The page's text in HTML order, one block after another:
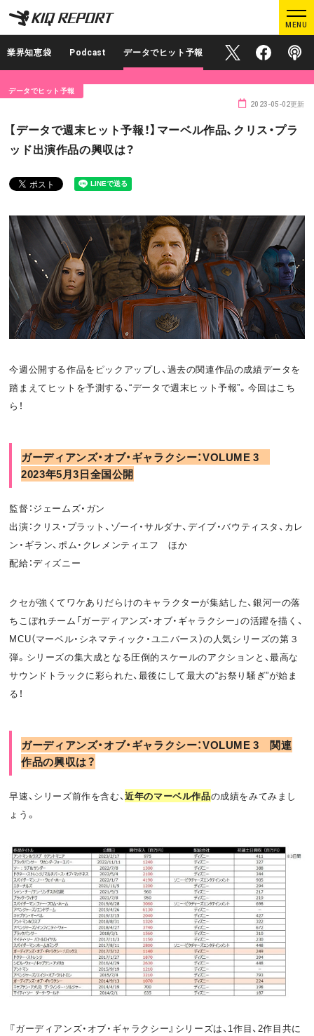
K
I
Q
R
P
R
T
MENU
K
I
Q
R
P
R
T
ログイン 新規登録
調査レポート
プロが見たこの映画 業界知恵袋
Podcast データでヒット予報
KIQ REPORTとは? 運営会社
プライバシーポリシー 関連リンク
OFFICIAL
T
w
i
t
t
r
F
c
o
o
k
d
s
t
業界知恵袋 Podcast データでヒット予報
Official XOfficial
データでヒット予報
【データで週末ヒット予報！】マーベル作品、クリス・プラ
ッド出演作品の興収は？
2023-05-02更新
今週公開する作品をピックアップし、過去の関連作品の成績データを
踏まえてヒットを予測する、“データで週末ヒット予報”。今回はこち
ら！
ガーディアンズ・オブ・ギャラクシー：VOLUME 3
2023年5月3日全国公開
監督：ジェームズ・ガン
出演：クリス・プラット、ゾーイ・サルダナ、デイブ・バウティスタ、カレ
ン・ギラン、ポム・クレメンティエフ ほか
配給：ディズニー
クセが強くてワケありだらけのキャラクターが集結した、銀河一の落
ちこぼれチーム「ガーディアンズ・オブ・ギャラクシー」の活躍を描く、
MCU（マーベル・シネマティック・ユニバース）の人気シリーズの第３
弾。シリーズの集大成となる圧倒的スケールのアクションと、最高な
サウンドトラックに彩られた、最後にして最大の“お祭り騒ぎ”が始ま
る！
ガーディアンズ・オブ・ギャラクシー：VOLUME 3 関連
作品の興収は？
早速、シリーズ前作を含む、近年のマーベル作品の成績をみてみまし
ょう。
『ガーディアンズ・オブ・ギャラクシー』シリーズは、1作目、2作目共に